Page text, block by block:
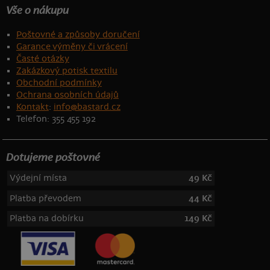
Vše o nákupu
Poštovné a způsoby doručení
Garance výměny či vrácení
Časté otázky
Zakázkový potisk textilu
Obchodní podmínky
Ochrana osobních údajů
Kontakt: info@bastard.cz
Telefon: 355 455 192
Dotujeme poštovné
Výdejní místa
49 Kč
Platba převodem
44 Kč
Platba na dobírku
149 Kč